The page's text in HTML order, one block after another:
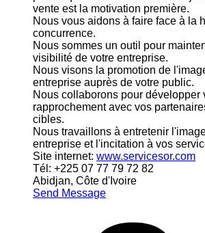
vente est la motivation première.
Nous vous aidons à faire face à la
concurrence.
Nous sommes un outil pour
visibilité de votre entreprise.
Nous visons la promotion de
entreprise auprès de votre public.
Nous collaborons pour développer
rapprochement avec vos
cibles.
Nous travaillons à entretenir
entreprise et l'incitation à vos
Site internet: www.servicesor.com
Tél: +225 07 77 79 72 82
Abidjan, Côte d'Ivoire
Send Message